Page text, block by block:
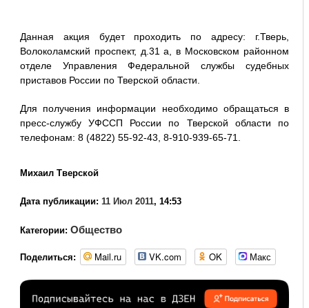
Данная акция будет проходить по адресу: г.Тверь,
Волоколамский проспект, д.31 а, в Московском районном
отделе Управления Федеральной службы судебных
приставов России по Тверской области.
Для получения информации необходимо обращаться в
пресс-службу УФССП России по Тверской области по
телефонам: 8 (4822) 55-92-43, 8-910-939-65-71.
Михаил Тверской
Дата публикации: 11 Июл 2011, 14:53
Категории: Общество
Поделиться: Mail.ru VK.com OK Макс